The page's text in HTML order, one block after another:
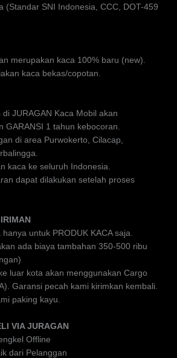
(Standar SNI Indonesia, CCC, DOT-459
merupakan kaca 100% baru (new).
kaca bekas/copotan.
JURAGAN Kaca Mobil akan
GARANSI 1 tahun kebocoran.
di area Purwokerto, Cilacap,
kaca ke seluruh Indonesia.
dapat dilakukan setelah proses
untuk PRODUK KACA saja.
ada biaya tambahan 350-500 ribu
luar kota akan menggunakan Cargo
Garansi pecah kami kirimkan kembali.
paking kayu.
VIA JURAGAN
Offline
dari Pelanggan